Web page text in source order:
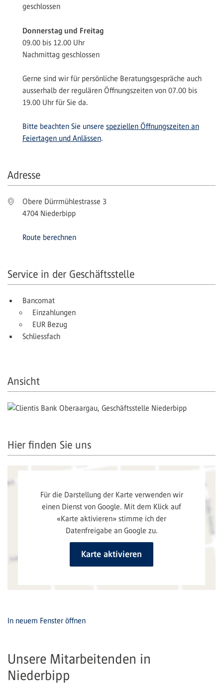
geschlossen
Donnerstag und Freitag
09.00 bis 12.00 Uhr
Nachmittag geschlossen
Gerne sind wir für persönliche Beratungsgespräche auch
ausserhalb der regulären Öffnungszeiten von 07.00 bis
19.00 Uhr für Sie da.
Bitte beachten Sie unsere speziellen Öffnungszeiten an
Feiertagen und Anlässen.
Adresse
Obere Dürrmühlestrasse 3
4704 Niederbipp
Route berechnen
Service in der Geschäftsstelle
Bancomat
Einzahlungen
EUR Bezug
Schliessfach
Ansicht
Hier finden Sie uns
In neuem Fenster öffnen
Unsere Mitarbeitenden in
Niederbipp